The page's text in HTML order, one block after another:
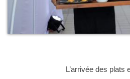
L’arrivée des plats